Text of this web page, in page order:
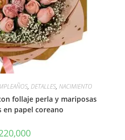
, DETALLES, NACIMIENTO
follaje perla y mariposas
en papel coreano